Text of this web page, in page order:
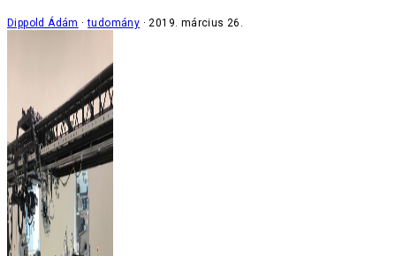
Dippold Ádám tudomány 2019. március 26.